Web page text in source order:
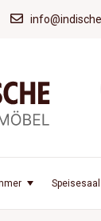
Speisesaal